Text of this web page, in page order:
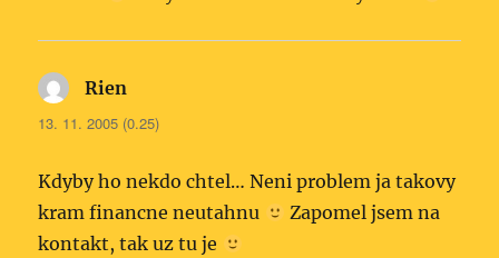
Rien
13. 11. 2005 (0.25)
Kdyby ho nekdo chtel… Neni problem ja takovy
kram financne neutahnu
Zapomel jsem na
kontakt, tak uz tu je